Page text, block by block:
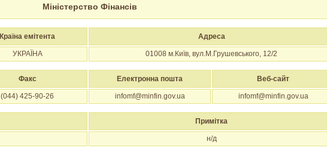
Міністерство Фінансів
Країна емітента Адреса
УКРАЇНА 01008 м.Київ, вул.М.Грушевського, 12/2
Факс Електронна пошта Веб-сайт
(044) 425-90-26 infomf@minfin.gov.ua infomf@minfin.gov.ua
Примітка
н/д